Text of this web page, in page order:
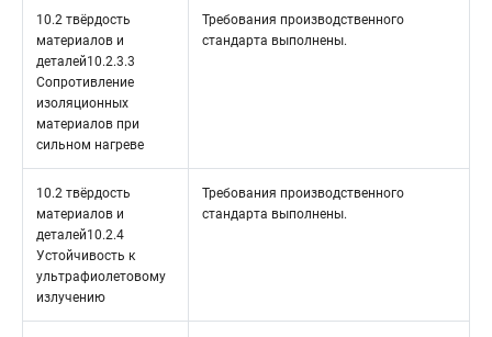
10.2 твёрдость
материалов и
деталей10.2.3.3
Сопротивление
изоляционных
материалов при
сильном нагреве
Требования производственного
стандарта выполнены.
10.2 твёрдость
материалов и
деталей10.2.4
Устойчивость к
ультрафиолетовому
излучению
Требования производственного
стандарта выполнены.